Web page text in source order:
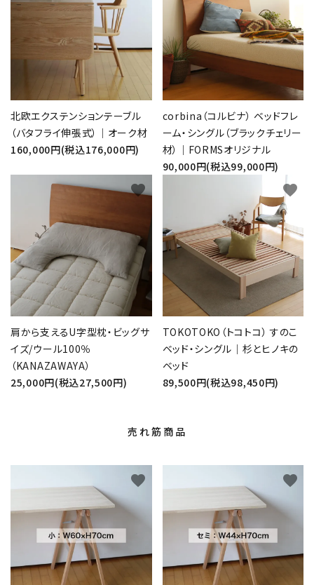
北欧エクステンションテーブル
（バタフライ伸張式）｜オーク材
160,000円(税込176,000円)
corbina（コルビナ） ベッドフレ
ーム・シングル（ブラックチェリー
材）｜FORMSオリジナル
90,000円(税込99,000円)
肩から支えるU字型枕・ビッグサ
イズ/ウール100％
（KANAZAWAYA）
25,000円(税込27,500円)
favorite
TOKOTOKO（トコトコ） すのこ
ベッド・シングル｜杉とヒノキの
ベッド
89,500円(税込98,450円)
favorite
売れ筋商品
favorite favorite